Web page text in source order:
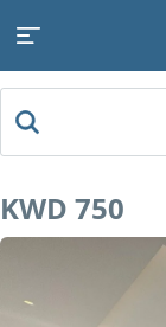
KWD 750